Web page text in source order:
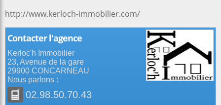
http://www.kerloch-immobilier.com/
Contacter l'agence
Kerloc'h Immobilier
23, Avenue de la gare
29900 CONCARNEAU
Nous parlons :
02.98.50.70.43